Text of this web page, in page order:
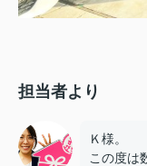
担当者より
Ｋ様。
この度は